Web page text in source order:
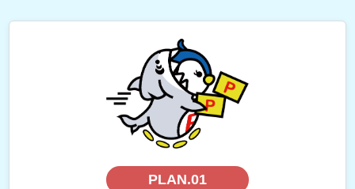
PLAN.01